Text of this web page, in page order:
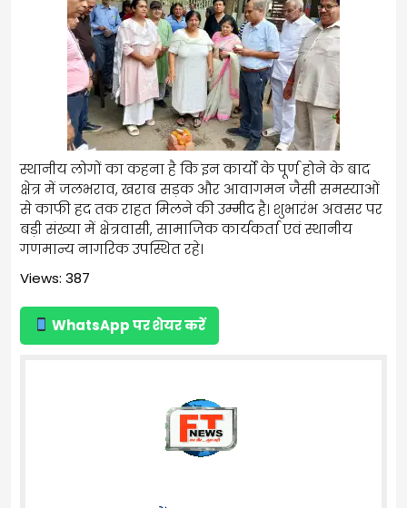
स्थानीय लोगों का कहना है कि इन कार्यों के पूर्ण होने के बाद
क्षेत्र में जलभराव, खराब सड़क और आवागमन जैसी समस्याओं
से काफी हद तक राहत मिलने की उम्मीद है। शुभारंभ अवसर पर
बड़ी संख्या में क्षेत्रवासी, सामाजिक कार्यकर्ता एवं स्थानीय
गणमान्य नागरिक उपस्थित रहे।
Views: 387
WhatsApp पर शेयर करें